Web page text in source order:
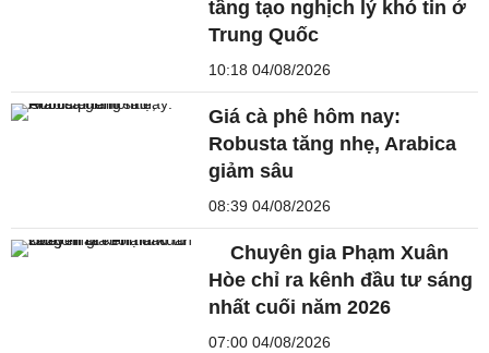
tầng tạo nghịch lý khó tin ở
Trung Quốc
10:18 04/08/2026
Giá cà phê hôm nay:
Robusta tăng nhẹ, Arabica
giảm sâu
08:39 04/08/2026
Chuyên gia Phạm Xuân
Hòe chỉ ra kênh đầu tư sáng
nhất cuối năm 2026
07:00 04/08/2026